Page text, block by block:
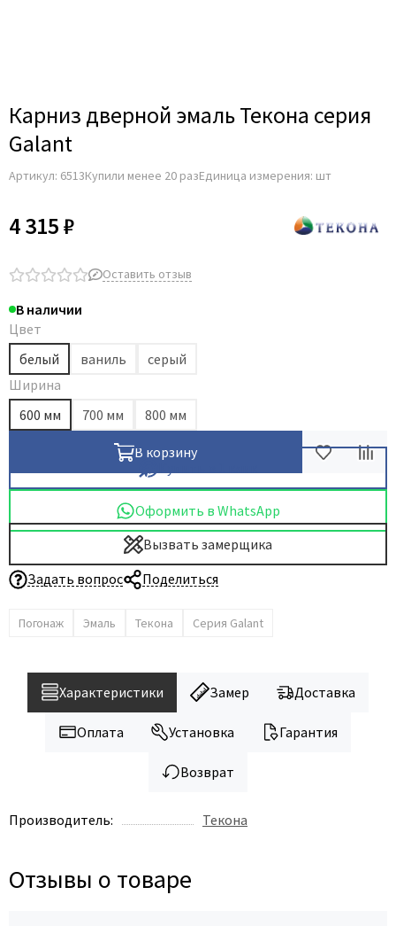
Карниз дверной эмаль Текона серия
Galant
Артикул: 6513Купили менее 20 разЕдиница измерения: шт
4 315 ₽
Оставить отзыв
В наличии
Цвет
белый
ваниль
серый
Ширина
600 мм
700 мм 800 мм
В корзину
Оформить в WhatsApp
Вызвать замерщика
Задать вопрос
Поделиться
Погонаж Эмаль Текона Серия Galant
Характеристики Замер Доставка
Оплата Установка Гарантия
Возврат
Производитель: Текона
Отзывы о товаре